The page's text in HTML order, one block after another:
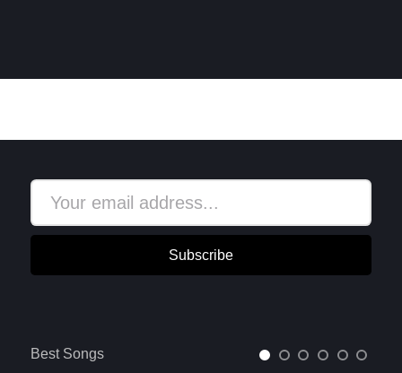
Subscribe
Best Songs